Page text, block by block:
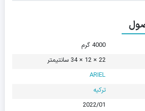
4000 گرم
22 × 12 × 34 سانتیمتر
ARIEL
ترکیه
2022/01